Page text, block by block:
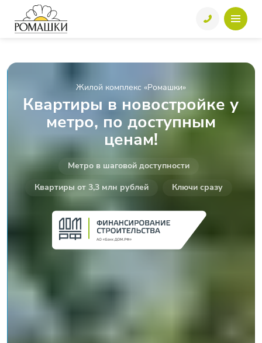
Жилой комплекс «Ромашки»
Квартиры в новостройке у
метро, по доступным
ценам!
Метро в шаговой доступности
Квартиры от 3,3 млн рублей
Ключи сразу